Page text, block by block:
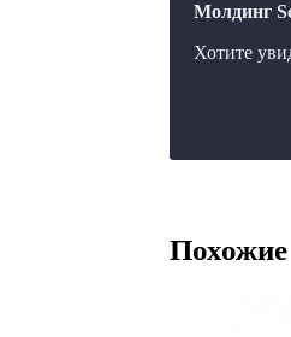
Молдинг
Хотите
Похожие